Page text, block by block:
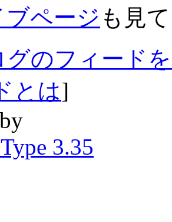
ページ も見
グのフィード
とは]
3.35